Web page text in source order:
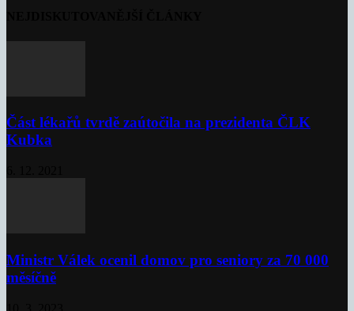
Část lékařů tvrdě zaútočila na prezidenta ČLK
Kubka
Ministr Válek ocenil domov pro seniory za 70 000
měsíčně